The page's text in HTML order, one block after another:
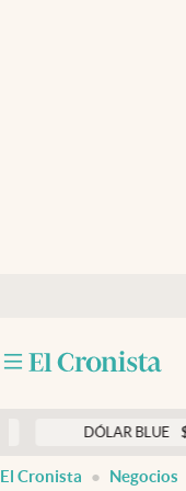
DÓLAR BLUE $ 1525
El Cronista Negocios